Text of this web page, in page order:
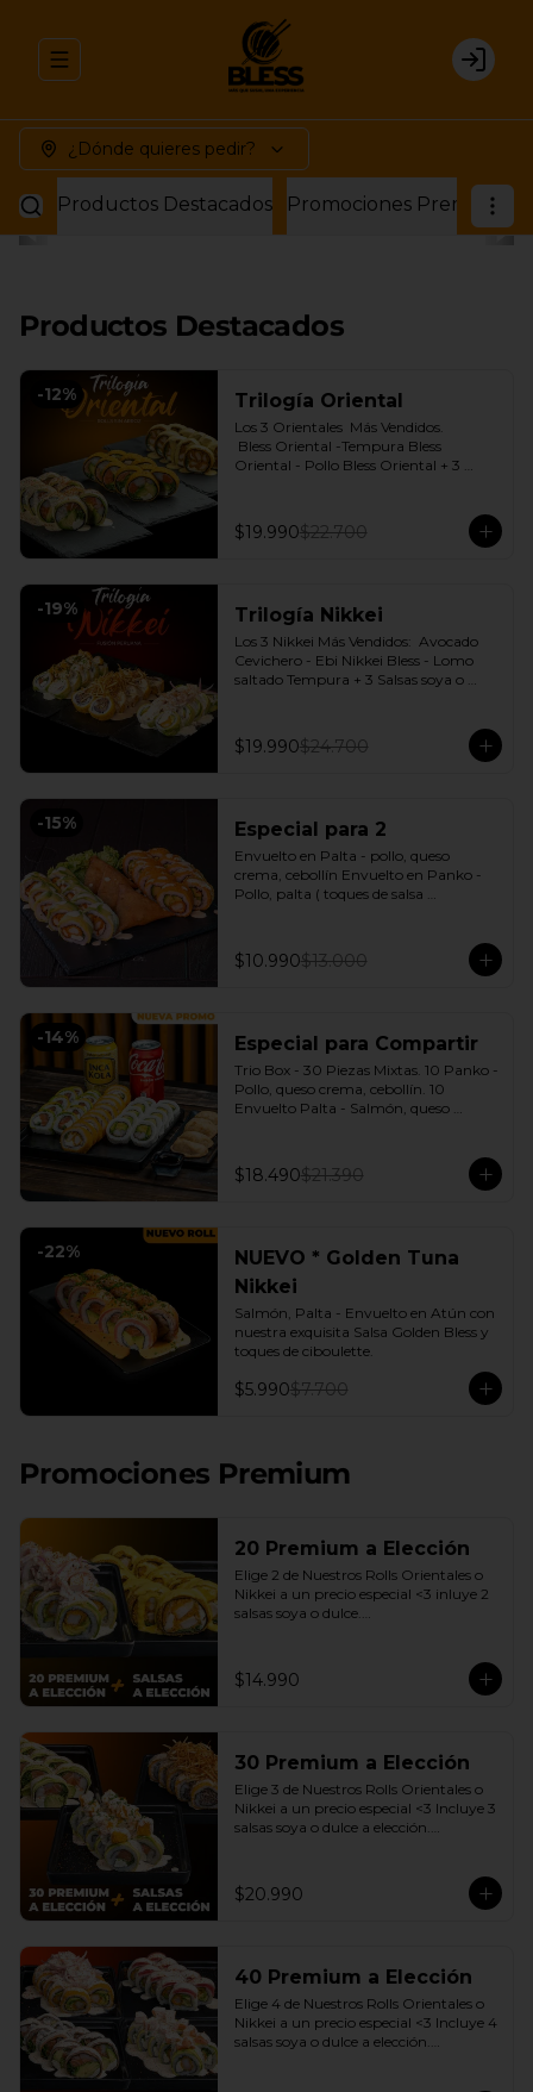
Abrir menu de navegación Login
¿Dónde quieres pedir?
Productos Destacados Promociones Premium
Productos Destacados
-12% Trilogía Oriental
Los 3 Orientales  Más Vendidos.
Bless Oriental -Tempura Bless
Oriental - Pollo Bless Oriental + 3
$19.990$22.700
-19% Trilogía Nikkei
Los 3 Nikkei Más Vendidos:  Avocado
Cevichero - Ebi Nikkei Bless - Lomo
saltado Tempura + 3 Salsas soya o
$19.990$24.700
-15% Especial para 2
Envuelto en Palta - pollo, queso
crema, cebollín Envuelto en Panko -
Pollo, palta ( toques de salsa
2 Salsa soya
$10.990$13.000
-14% Especial para Compartir
Trio Box - 30 Piezas Mixtas. 10 Panko -
Pollo, queso crema, cebollín. 10
Envuelto Palta - Salmón, queso
2 Bebidas Elección | 3 Salsas a Elección
Soya o Agridulce Bless.
$18.490$21.390
-22%
NUEVO * Golden Tuna
Nikkei
Salmón, Palta - Envuelto en Atún con
nuestra exquisita Salsa Golden Bless y
toques de ciboulette.
$5.990$7.700
Promociones Premium
20 Premium a Elección
Elige 2 de Nuestros Rolls Orientales o
Nikkei a un precio especial <3 inluye 2
salsas soya o dulce.
$14.990
30 Premium a Elección
Elige 3 de Nuestros Rolls Orientales o
Nikkei a un precio especial <3 Incluye 3
salsas soya o dulce a elección.
$20.990
40 Premium a Elección
Elige 4 de Nuestros Rolls Orientales o
Nikkei a un precio especial <3 Incluye 4
salsas soya o dulce a elección.